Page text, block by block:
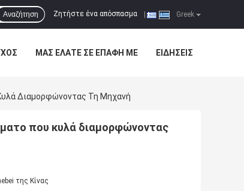
Greek
Ζητήστε ένα απόσπασμα
Αναζήτηση
ΜΑΣ ΕΛΆΤΕ ΣΕ ΕΠΑΦΉ ΜΕ ΕΙΔΉΣΕΙΣ
Διαμορφώνοντας Τη Μηχανή
που κυλά διαμορφώνοντας
της Κίνας